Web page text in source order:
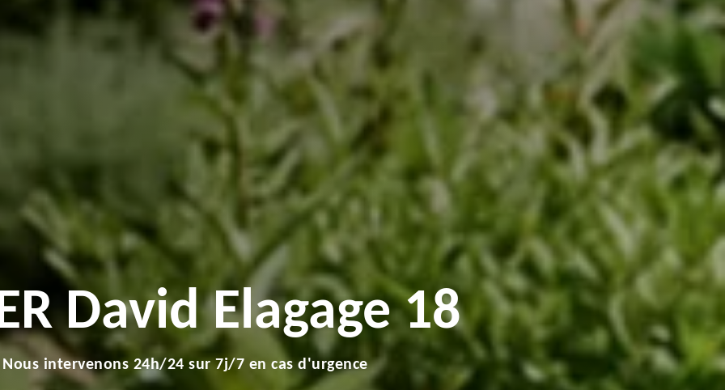
David Elagage 18
Nous intervenons 24h/24 sur 7j/7 en cas d'urgence